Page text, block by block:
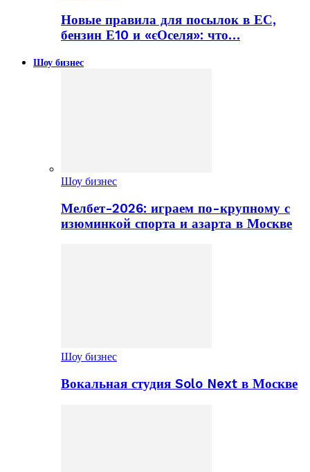
Новые правила для посылок в ЕС,
бензин Е10 и «єОселя»: что…
Шоу бизнес
Шоу бизнес
Мелбет-2026: играем по-крупному с
изюминкой спорта и азарта в Москве
Шоу бизнес
Вокальная студия Solo Next в Москве